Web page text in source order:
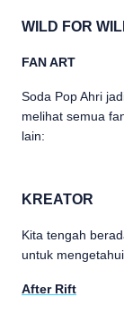
WILD FOR
FAN ART
Soda Pop Ahri
melihat semua
lain:
KREATOR
Kita tengah
untuk
After Rift